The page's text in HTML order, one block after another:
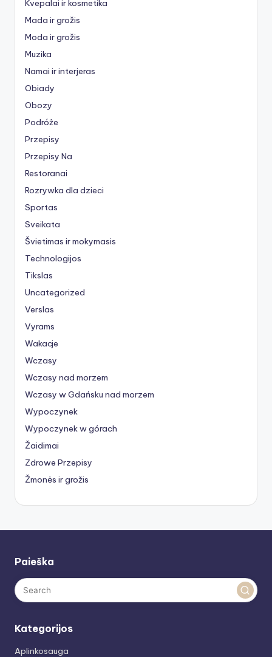
Kvepalai ir kosmetika
Mada ir grožis
Moda ir grožis
Muzika
Namai ir interjeras
Obiady
Obozy
Podróże
Przepisy
Przepisy Na
Restoranai
Rozrywka dla dzieci
Sportas
Sveikata
Švietimas ir mokymasis
Technologijos
Tikslas
Uncategorized
Verslas
Vyrams
Wakacje
Wczasy
Wczasy nad morzem
Wczasy w Gdańsku nad morzem
Wypoczynek
Wypoczynek w górach
Žaidimai
Zdrowe Przepisy
Žmonės ir grožis
Paieška
Kategorijos
Aplinkosauga